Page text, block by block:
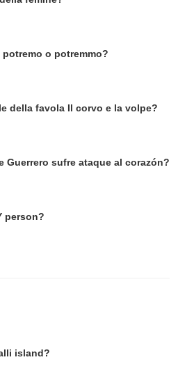
o potremmo?
della favola Il corvo e la volpe?
Guerrero sufre ataque al corazón?
person?
island?